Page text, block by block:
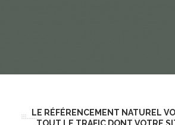
LE RÉFÉRENCEMENT NATUREL